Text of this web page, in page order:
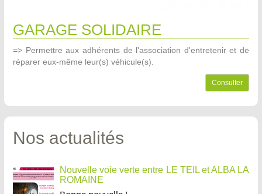
GARAGE SOLIDAIRE
=> Permettre aux adhérents de l'association d'entretenir et de
réparer eux-même leur(s) véhicule(s).
Consulter
Nos actualités
Nouvelle voie verte entre LE TEIL et ALBA LA
ROMAINE